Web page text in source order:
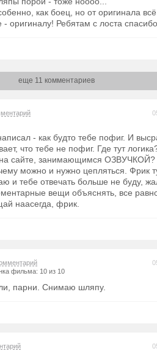
как боец, но от оригинала
- оригиналу! Ребятам с лоста
еще 11 комментариев
- как будто тебе пофиг. И
что тебе не пофиг. Где тут
на сайте, занимающимся ОЗВУЧКОЙ?
можно и нужно цепляться. Фрик
и тебе отвечать больше не буду,
вещи объяснять, все
наасегда, фрик.
фильма: 10 из 10
парни. Снимаю шляпу.